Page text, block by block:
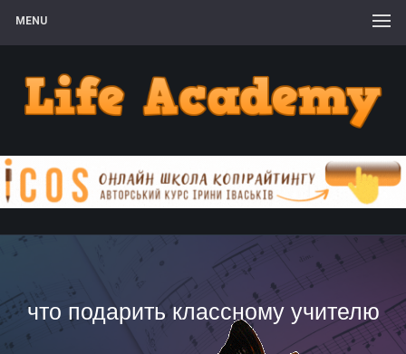
MENU
что подарить классному учителю